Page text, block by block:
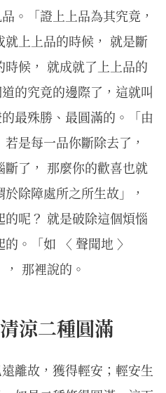
。「證上上品為其究竟，
上上品的時候， 就是斷
候， 就成就了上上品的
的究竟的邊際了，這就叫
最殊勝、最圓滿的。「由
是每一品你斷除去了，
了， 那麼你的歡喜也就
除障處所之所生故」，
的呢？ 就是破除這個煩惱
。「如 〈 聲聞地 〉
那裡說的。
涼二種圓滿
離故，獲得輕安；輕安生